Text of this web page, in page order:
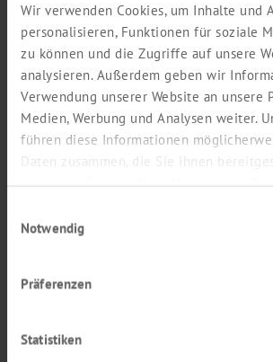
Wir verwenden Cookies, um Inhalte und
personalisieren, Funktionen für soziale
zu können und die Zugriffe auf unsere
analysieren. Außerdem geben wir
Verwendung unserer Website an unsere
Medien, Werbung und Analysen weiter.
führen diese Informationen
Daten zusammen, die Sie ihnen
die sie im Rahmen Ihrer Nutzung der
Notwendig
Präferenzen
Statistiken
E-Mail (Firmen-Adresse) *
Wiederholung E-Mail *
Passwort *